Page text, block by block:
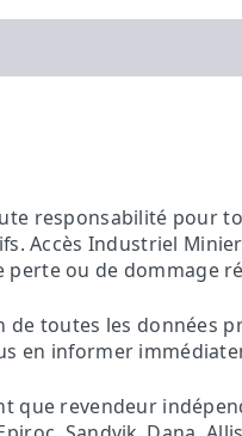
responsabilité pour
Accès Industriel
perte ou de dommage
de toutes les données
en informer
que revendeur